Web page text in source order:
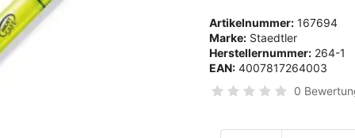
Artikelnummer: 167694
Marke: Staedtler
Herstellernummer: 264-1
EAN: 4007817264003
0